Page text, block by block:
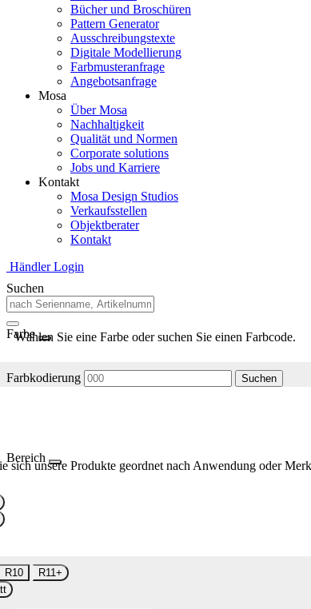
Bücher und Broschüren
Pattern Generator
Ausschreibungstexte
Digitale Modellierung
Farbmusteranfrage
Angebotsanfrage
Mosa
Über Mosa
Nachhaltigkeit
Qualität und Normen
Corporate solutions
Jobs und Karriere
Kontakt
Mosa Design Studios
Verkaufsstellen
Objektberater
Kontakt
Händler Login
Suchen
Farbe
Wählen Sie eine Farbe oder suchen Sie einen Farbcode.
Farbkodierung Suchen
Bereich
sich unsere Produkte geordnet nach Anwendung oder
R10
R11+